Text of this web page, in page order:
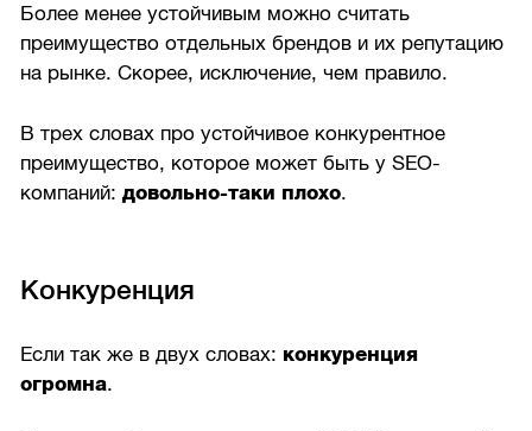
Более менее устойчивым можно считать
преимущество отдельных брендов и их репутацию
на рынке. Скорее, исключение, чем правило.
В трех словах про устойчивое конкурентное
преимущество, которое может быть у SEO-
компаний:довольно-таки плохо.
Конкуренция
Если так же в двух словах: конкуренция
огромна.